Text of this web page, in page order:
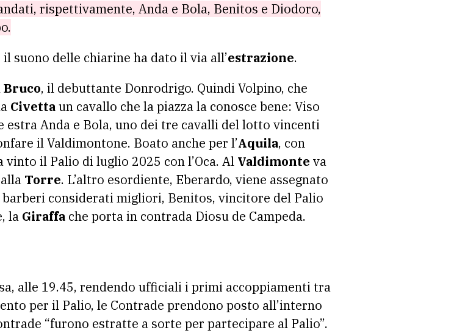
rispettivamente, Anda e Bola, Benitos e Diodoro,
suono delle chiarine ha dato il via all’estrazione.
Bruco, il debuttante Donrodrigo. Quindi Volpino, che
Civettaun cavallo che la piazza la conosce bene: Viso
estra Anda e Bola, uno dei tre cavalli del lotto vincenti
il Valdimontone. Boato anche per l’Aquila, con
il Palio di luglio 2025 con l’Oca. Al Valdimonte va
Torre. L’altro esordiente, Eberardo, viene assegnato
barberi considerati migliori, Benitos, vincitore del Palio
la Giraffa che porta in contrada Diosu de Campeda.
alle 19.45, rendendo ufficiali i primi accoppiamenti tra
per il Palio, le Contrade prendono posto all’interno
“furono estratte a sorte per partecipare al Palio”.